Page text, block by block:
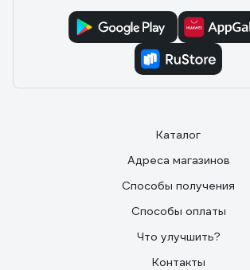
Каталог
Адреса магазинов
Способы получения
Способы оплаты
Что улучшить?
Контакты